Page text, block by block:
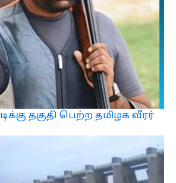
தகுதி பெற்ற தமிழக வீரர்